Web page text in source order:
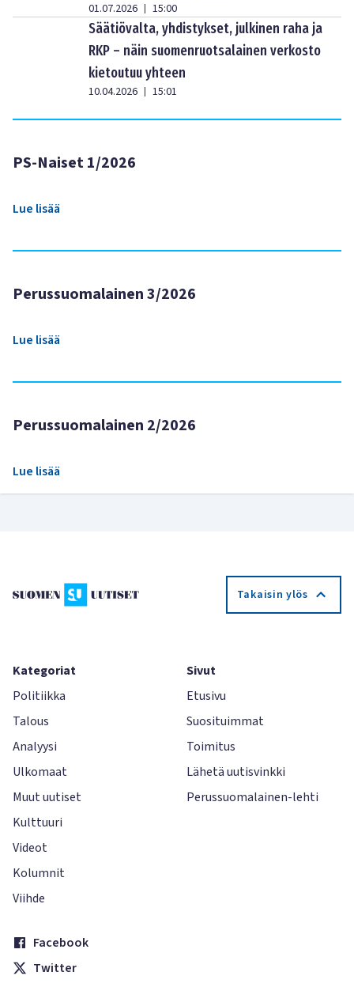
01.07.2026 | 15:00
Säätiövalta, yhdistykset, julkinen raha ja
RKP – näin suomenruotsalainen verkosto
kietoutuu yhteen
10.04.2026 | 15:01
PS-Naiset 1/2026
Lue lisää
Perussuomalainen 3/2026
Lue lisää
Perussuomalainen 2/2026
Lue lisää
Takaisin ylös
Kategoriat
Politiikka
Talous
Analyysi
Ulkomaat
Muut uutiset
Kulttuuri
Videot
Kolumnit
Viihde
Sivut
Etusivu
Suosituimmat
Toimitus
Lähetä uutisvinkki
Perussuomalainen-lehti
Facebook
Twitter